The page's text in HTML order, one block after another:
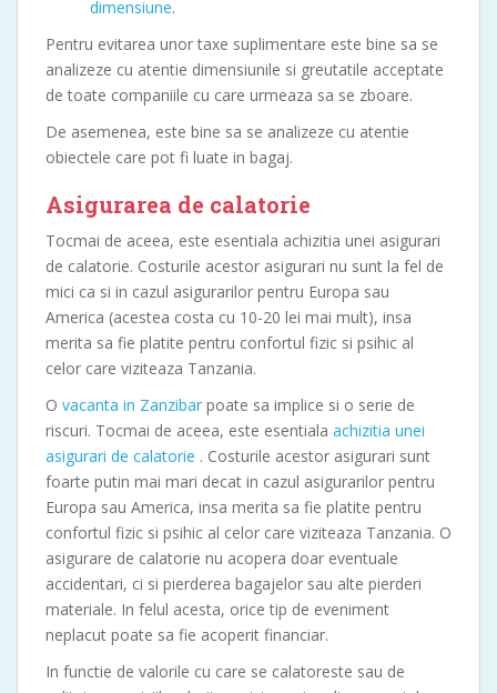
dimensiune.
Pentru evitarea unor taxe suplimentare este bine sa se
analizeze cu atentie dimensiunile si greutatile acceptate
de toate companiile cu care urmeaza sa se zboare.
De asemenea, este bine sa se analizeze cu atentie
obiectele care pot fi luate in bagaj.
Asigurarea de calatorie
Tocmai de aceea, este esentiala achizitia unei asigurari
de calatorie. Costurile acestor asigurari nu sunt la fel de
mici ca si in cazul asigurarilor pentru Europa sau
America (acestea costa cu 10-20 lei mai mult), insa
merita sa fie platite pentru confortul fizic si psihic al
celor care viziteaza Tanzania.
O vacanta in Zanzibar poate sa implice si o serie de
riscuri. Tocmai de aceea, este esentiala achizitia unei
asigurari de calatorie . Costurile acestor asigurari sunt
foarte putin mai mari decat in cazul asigurarilor pentru
Europa sau America, insa merita sa fie platite pentru
confortul fizic si psihic al celor care viziteaza Tanzania. O
asigurare de calatorie nu acopera doar eventuale
accidentari, ci si pierderea bagajelor sau alte pierderi
materiale. In felul acesta, orice tip de eveniment
neplacut poate sa fie acoperit financiar.
In functie de valorile cu care se calatoreste sau de